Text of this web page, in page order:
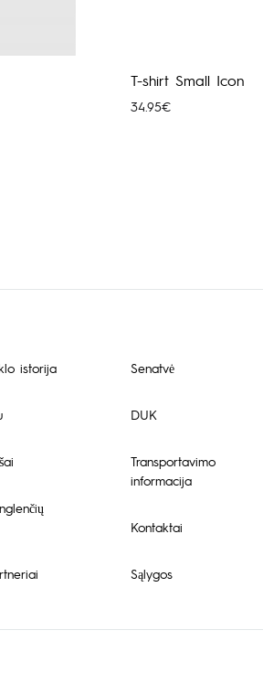
T-shirt Small Icon
34.95€
istorija Senatvė
DUK
Transportavimo
informacija
Kontaktai
Sąlygos